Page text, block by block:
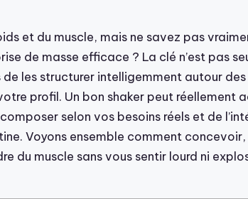
et du muscle, mais ne savez pas
de masse efficace ? La clé n’est pas
les structurer intelligemment autour
profil. Un bon shaker peut réellement
selon vos besoins réels et de
Voyons ensemble comment
du muscle sans vous sentir lourd ni